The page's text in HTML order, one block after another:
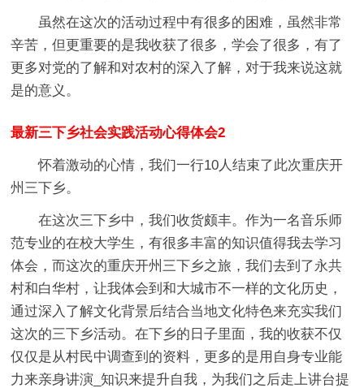
虽然在这次的活动过程中有很多的困难，虽然非常
辛苦，但更重要的是我收获了很多，学会了很多，有了
更多对党的了解和对农村的深入了解，对于我来说这就
是的意义。
最新三下乡社会实践活动心得体会2
怀着激动的心情，我们一行10人结束了此次重庆开
州三下乡。
在这次三下乡中，我们收货颇丰。作为一名音乐师
范专业的在校大学生，有很多丰富的知识值得我去学习
体会，而这次的重庆开州三下乡之旅，我们去到了永共
村和白华村，让我体会到和大城市不一样的文化历史，
通过深入了解文化背景后结合当地文化特色来充实我们
这次的三下乡活动。在下乡的日子里面，我的收获不仅
仅仅是从村民中调查到的资料，更多的是用自身专业能
力来亲身讲演_知识来提升自我，为我们之后走上讲台提